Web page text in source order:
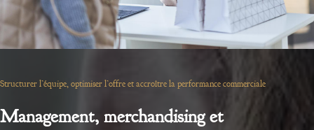
Structurer l’équipe, optimiser l’offre et accroître la performance commerciale
Management, merchandising et